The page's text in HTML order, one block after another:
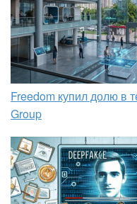
Freedom купил долю в
Group